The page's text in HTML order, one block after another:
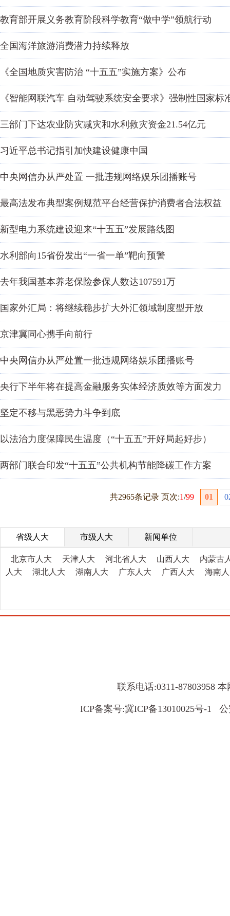
教育部开展义务教育阶段科学教育“做中学”领航行动
全国海洋旅游消费潜力持续释放
《全国地质灾害防治 “十五五”实施方案》公布
《智能网联汽车 自动驾驶系统安全要求》强制性国家标
三部门下达农业防灾减灾和水利救灾资金21.54亿元
习近平总书记指引加快建设健康中国
中央网信办从严处置 一批违规网络娱乐团播账号
最高法发布典型案例规范平台经营保护消费者合法权益
新型电力系统建设迎来“十五五”发展路线图
水利部向15省份发出“一省一单”靶向预警
去年我国基本养老保险参保人数达107591万
国家外汇局：将继续稳步扩大外汇领域制度型开放
京津冀同心携手向前行
中央网信办从严处置一批违规网络娱乐团播账号
央行下半年将在提高金融服务实体经济质效等方面发力
坚定不移与黑恶势力斗争到底
以法治力度保障民生温度（“十五五”开好局起好步）
两部门联合印发“十五五”公共机构节能降碳工作方案
共2965条记录 页次:1/99 01
省级人大 市级人大 新闻单位
北京市人大 天津人大 河北省人大 山西人大
内蒙古
人大
湖北人大 湖南人大 广东人大 广西人大 海南
联系电话:0311-87803958
ICP备案号:冀ICP备13010025号-1 公